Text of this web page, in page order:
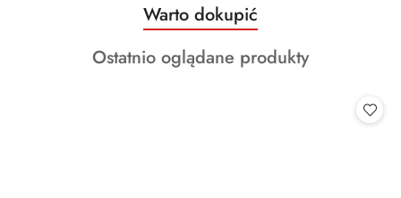
Pomiń karuzelę produktów
Produkty
o
statusie:
Warto dokupić
Produkty
Ostatnio oglądane produkty